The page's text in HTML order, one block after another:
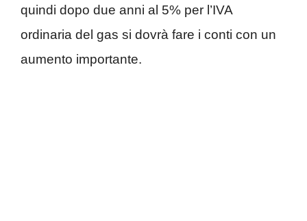
quindi dopo due anni al 5% per l’IVA
ordinaria del gas si dovrà fare i conti con un
aumento importante.